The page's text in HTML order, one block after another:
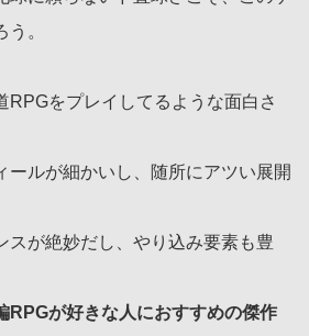
。
RPGをプレイしてるような面白さ
ールが細かいし、随所にアツい展開
スが絶妙だし、やり込み要素も豊
RPGが好きな人におすすめの傑作